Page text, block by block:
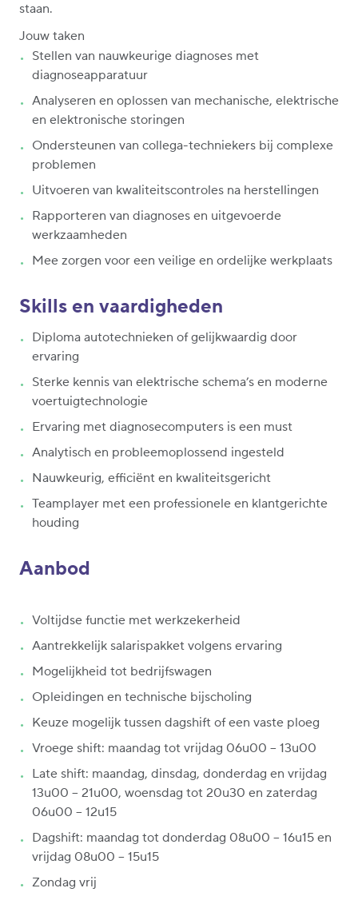
staan.
Jouw taken
Stellen van nauwkeurige diagnoses met
diagnoseapparatuur
Analyseren en oplossen van mechanische, elektrische
en elektronische storingen
Ondersteunen van collega-techniekers bij complexe
problemen
Uitvoeren van kwaliteitscontroles na herstellingen
Rapporteren van diagnoses en uitgevoerde
werkzaamheden
Mee zorgen voor een veilige en ordelijke werkplaats
Skills en vaardigheden
Diploma autotechnieken of gelijkwaardig door
ervaring
Sterke kennis van elektrische schema’s en moderne
voertuigtechnologie
Ervaring met diagnosecomputers is een must
Analytisch en probleemoplossend ingesteld
Nauwkeurig, efficiënt en kwaliteitsgericht
Teamplayer met een professionele en klantgerichte
houding
Aanbod
Voltijdse functie met werkzekerheid
Aantrekkelijk salarispakket volgens ervaring
Mogelijkheid tot bedrijfswagen
Opleidingen en technische bijscholing
Keuze mogelijk tussen dagshift of een vaste ploeg
Vroege shift: maandag tot vrijdag 06u00 – 13u00
Late shift: maandag, dinsdag, donderdag en vrijdag
13u00 – 21u00, woensdag tot 20u30 en zaterdag
06u00 – 12u15
Dagshift: maandag tot donderdag 08u00 – 16u15 en
vrijdag 08u00 – 15u15
Zondag vrij